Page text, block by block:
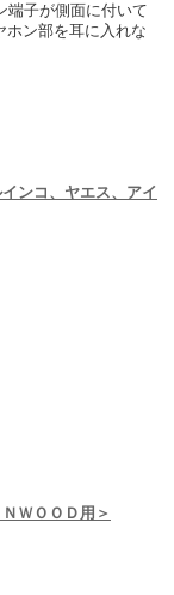
子が側面に付いて
ホン部を耳に入れな
ンコ、ヤエス、アイ
ＷＯＯＤ用＞